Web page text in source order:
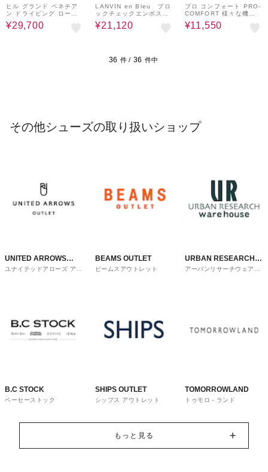
ヒル グランド ベネチア
ン ドライビング ローフ
ァー
¥29,700
LECTION
LANVIN en Bleu ブロ
ックチェックエンボスレ
ザー ドライビングシュー
ズ 86481
¥21,120
LECTION
プロ コンフォート PRO-
COMFORT 様々な機能
を搭載して快適に歩ける
カジュアルウォーキン
¥11,550
36 件 / 36 件中
その他シューズの取り扱いショップ
UNITED ARROWS
OUTLET
ユナイテッドアローズ アウ
BEAMS OUTLET
ビームスアウトレット
URBAN RESEARCH
ware house
アーバンリサーチウェアハ
B.C STOCK
ベーセーストック
SHIPS OUTLET
シップス アウトレット
TOMORROWLAND
トゥモロ－ランド
もっと見る